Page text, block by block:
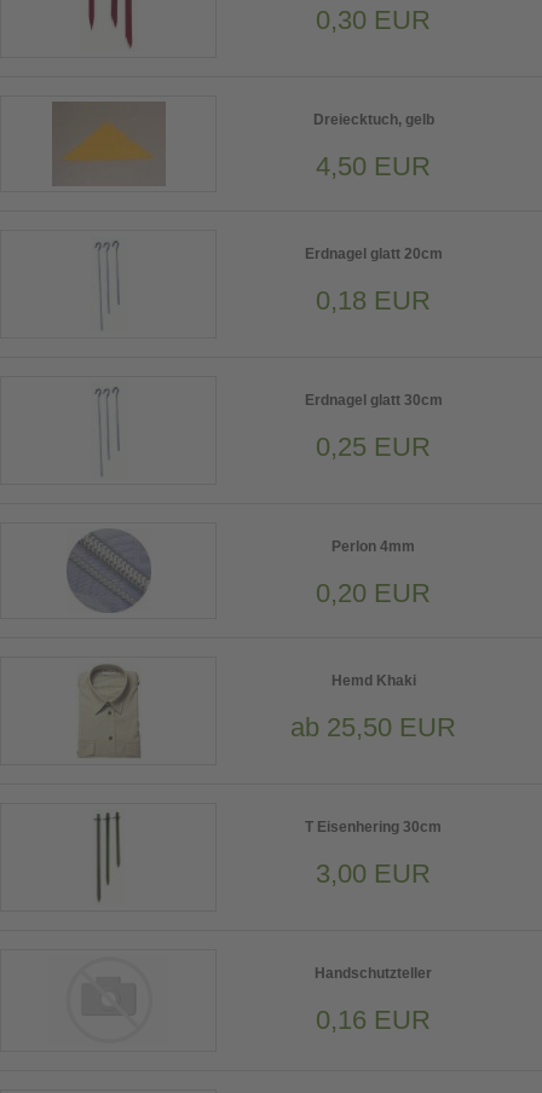
0,30 EUR
Dreiecktuch, gelb
4,50 EUR
Erdnagel glatt 20cm
0,18 EUR
Erdnagel glatt 30cm
0,25 EUR
Perlon 4mm
0,20 EUR
Hemd Khaki
ab 25,50 EUR
T Eisenhering 30cm
3,00 EUR
Handschutzteller
0,16 EUR